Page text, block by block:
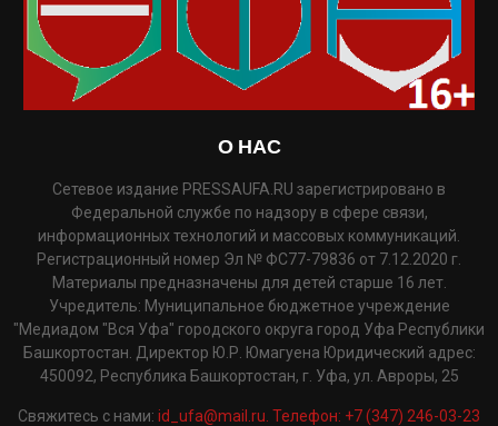
О НАС
Сетевое издание PRESSAUFA.RU зарегистрировано в
Федеральной службе по надзору в сфере связи,
информационных технологий и массовых коммуникаций.
Регистрационный номер Эл № ФС77-79836 от 7.12.2020 г.
Материалы предназначены для детей старше 16 лет.
Учредитель: Муниципальное бюджетное учреждение
"Медиадом "Вся Уфа" городского округа город Уфа Республики
Башкортостан. Директор Ю.Р. Юмагуена Юридический адрес:
450092, Республика Башкортостан, г. Уфа, ул. Авроры, 25
Свяжитесь с нами: id_ufa@mail.ru. Телефон: +7 (347) 246-03-23